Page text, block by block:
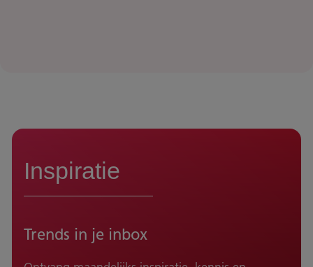
Inspiratie
Trends in je inbox